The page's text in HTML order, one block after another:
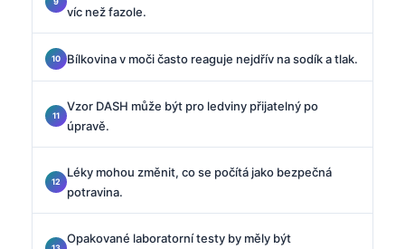
víc než fazole.
Bílkovina v moči často reaguje nejdřív na sodík a tlak.
Vzor DASH může být pro ledviny přijatelný po
úpravě.
Léky mohou změnit, co se počítá jako bezpečná
potravina.
Opakované laboratorní testy by měly být